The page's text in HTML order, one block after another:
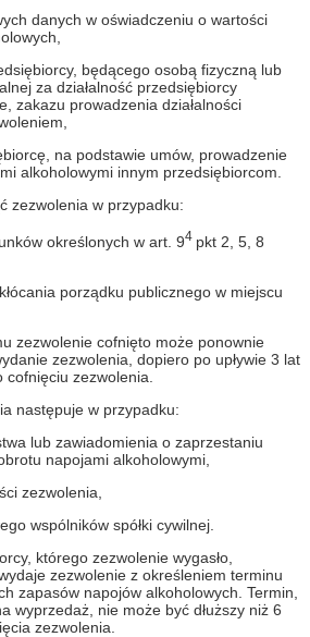
danych w oświadczeniu o wartości
będącego osobą fizyczną lub
za działalność przedsiębiorcy
zakazu prowadzenia działalności
na podstawie umów, prowadzenie
alkoholowymi innym przedsiębiorcom.
zezwolenia w przypadku:
określonych w art. 94 pkt 2, 5, 8
porządku publicznego w miejscu
zezwolenie cofnięto może ponownie
zezwolenia, dopiero po upływie 3 lat
zezwolenia.
następuje w przypadku:
lub zawiadomienia o zaprzestaniu
napojami alkoholowymi,
zezwolenia,
wspólników spółki cywilnej.
którego zezwolenie wygasło,
zezwolenie z określeniem terminu
zapasów napojów alkoholowych. Termin,
wyprzedaż, nie może być dłuższy niż 6
zezwolenia.